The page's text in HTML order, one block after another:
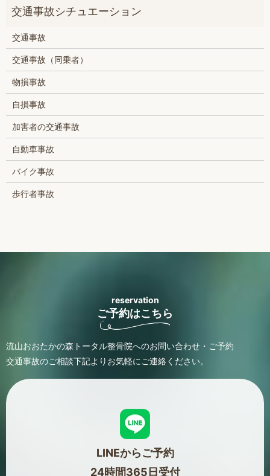
交通事故
交通事故（同乗者）
物損事故
自損事故
加害者の交通事故
自動車事故
バイク事故
歩行者事故
reservation
ご予約はこちら
流山おおたかの森トータル整骨院へのお問い合わせ・ご予約
交通事故のご相談下記よりお気軽にご連絡ください。
LINEからご予約
24時間365日受付